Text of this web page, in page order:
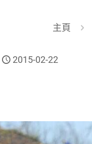
主頁
2015-02-22